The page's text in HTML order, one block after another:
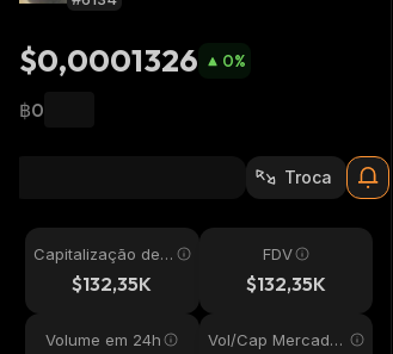
$0,0001326 0%
฿0
Troca
Capitalização de
Mercado$132,35K
FDV
$132,35K
Volume em 24h
Vol/Cap Mercado